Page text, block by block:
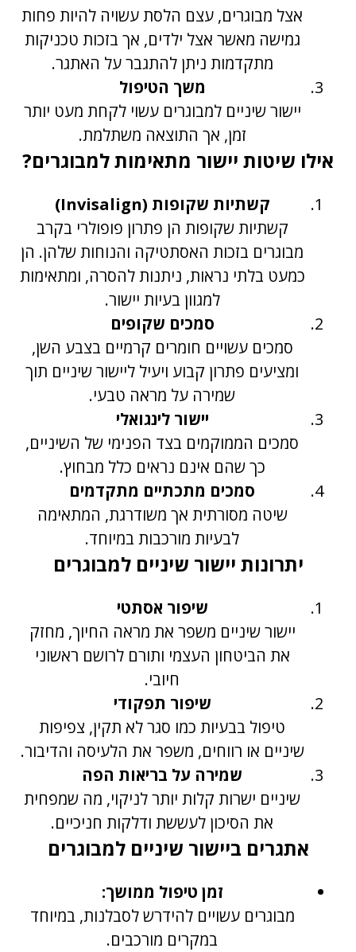
אצל מבוגרים, עצם הלסת עשויה להיות פחות
גמישה מאשר אצל ילדים, אך בזכות טכניקות
מתקדמות ניתן להתגבר על האתגר.
משך הטיפול
יישור שיניים למבוגרים עשוי לקחת מעט יותר
זמן, אך התוצאה משתלמת.
אילו שיטות יישור מתאימות למבוגרים?
קשתיות שקופות (Invisalign)
קשתיות שקופות הן פתרון פופולרי בקרב
מבוגרים בזכות האסתטיקה והנוחות שלהן. הן
כמעט בלתי נראות, ניתנות להסרה, ומתאימות
למגוון בעיות יישור.
סמכים שקופים
סמכים עשויים חומרים קרמיים בצבע השן,
ומציעים פתרון קבוע ויעיל ליישור שיניים תוך
שמירה על מראה טבעי.
יישור לינגואלי
סמכים הממוקמים בצד הפנימי של השיניים,
כך שהם אינם נראים כלל מבחוץ.
סמכים מתכתיים מתקדמים
שיטה מסורתית אך משודרגת, המתאימה
לבעיות מורכבות במיוחד.
יתרונות יישור שיניים למבוגרים
שיפור אסתטי
יישור שיניים משפר את מראה החיוך, מחזק
את הביטחון העצמי ותורם לרושם ראשוני
חיובי.
שיפור תפקודי
טיפול בבעיות כמו סגר לא תקין, צפיפות
שיניים או רווחים, משפר את הלעיסה והדיבור.
שמירה על בריאות הפה
שיניים ישרות קלות יותר לניקוי, מה שמפחית
את הסיכון לעששת ודלקות חניכיים.
אתגרים ביישור שיניים למבוגרים
זמן טיפול ממושך:
מבוגרים עשויים להידרש לסבלנות, במיוחד
במקרים מורכבים.